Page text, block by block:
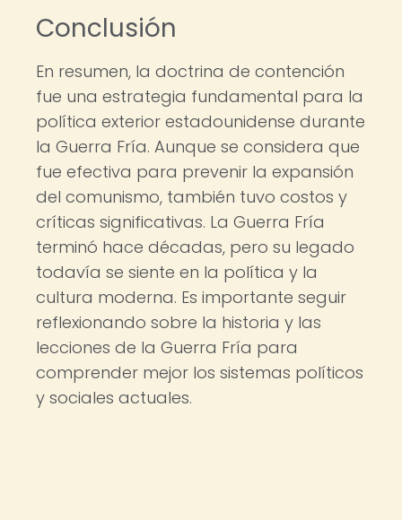
Conclusión
En resumen, la doctrina de contención
fue una estrategia fundamental para la
política exterior estadounidense durante
la Guerra Fría. Aunque se considera que
fue efectiva para prevenir la expansión
del comunismo, también tuvo costos y
críticas significativas. La Guerra Fría
terminó hace décadas, pero su legado
todavía se siente en la política y la
cultura moderna. Es importante seguir
reflexionando sobre la historia y las
lecciones de la Guerra Fría para
comprender mejor los sistemas políticos
y sociales actuales.